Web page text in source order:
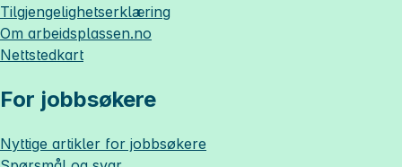
Tilgjengelighetserklæring
Om arbeidsplassen.no
Nettstedkart
For jobbsøkere
Nyttige artikler for jobbsøkere